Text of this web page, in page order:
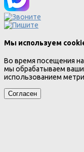
Мы используем
Во время посещения
мы обрабатываем
использованием
Согласен